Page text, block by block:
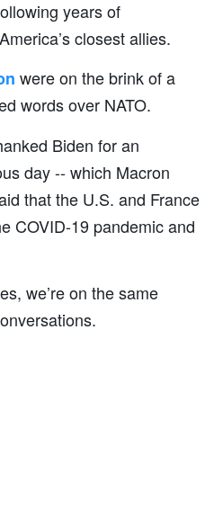
years of
closest allies.
were on the brink of a
words over NATO.
Biden for an
day -- which Macron
that the U.S. and France
COVID-19 pandemic and
we’re on the same